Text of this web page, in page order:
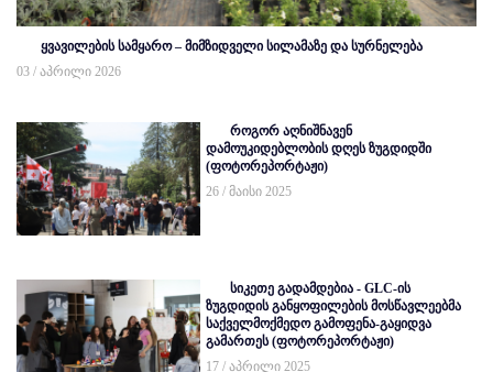
ყვავილების სამყარო – მიმზიდველი სილამაზე და სურნელება
03 / აპრილი 2026
როგორ აღნიშნავენ
დამოუკიდებლობის დღეს ზუგდიდში
(ფოტორეპორტაჟი)
26 / მაისი 2025
სიკეთე გადამდებია - GLC-ის
ზუგდიდის განყოფილების მოსწავლეებმა
საქველმოქმედო გამოფენა-გაყიდვა
გამართეს (ფოტორეპორტაჟი)
17 / აპრილი 2025